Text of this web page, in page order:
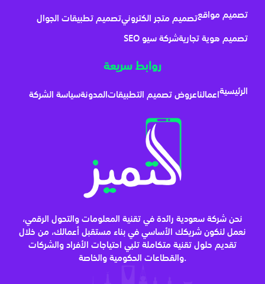
تصميم مواقعتصميم متجر الكترونيتصميم تطبيقات الجوال
تصميم هوية تجاريةشركة سيو SEO
روابط سريعة
الرئيسيةاعمالناعروض تصميم التطبيقاتالمدونةسياسة الشركة
نحن شركة سعودية رائدة في تقنية المعلومات والتحول الرقمي،
نعمل لنكون شريكك الأساسي في بناء مستقبل أعمالك، من خلال
تقديم حلول تقنية متكاملة تلبي احتياجات الأفراد والشركات
والقطاعات الحكومية والخاصة.